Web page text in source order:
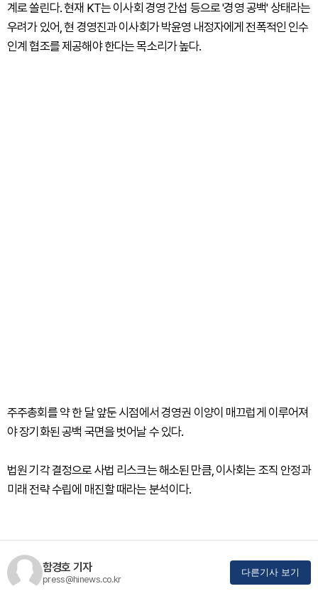
계로 쏠린다. 현재 KT는 이사회 경영 간섭 등으로 '경영 공백' 상태라는
우려가 있어, 현 경영진과 이사회가 박윤영 내정자에게 전폭적인 인수
인계 협조를 제공해야 한다는 목소리가 높다.
주주총회를 약 한 달 앞둔 시점에서 경영권 이양이 매끄럽게 이루어져
야 장기화된 공백 국면을 벗어날 수 있다.
법원 기각 결정으로 사법 리스크는 해소된 만큼, 이사회는 조직 안정과
미래 전략 수립에 매진할 때라는 분석이다.
함경호 기자
press@hinews.co.kr
다른기사 보기